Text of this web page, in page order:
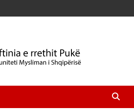
| Faqja Zyrtare